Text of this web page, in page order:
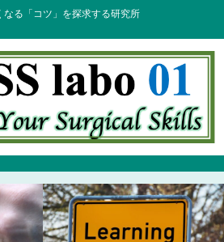
なる「コツ」を探求する研究所